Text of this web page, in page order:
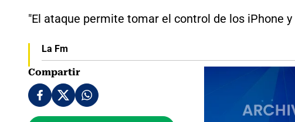
"El ataque permite tomar el control de los iPhone
La Fm
Compartir